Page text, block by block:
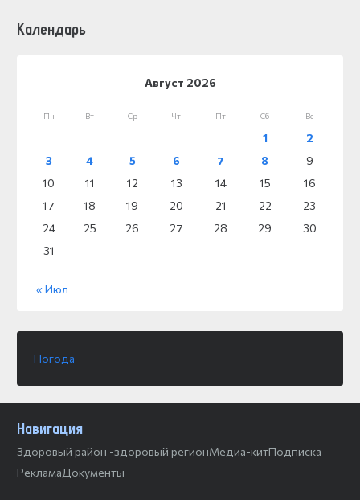
Календарь
Август 2026
Пн Вт Ср Чт Пт Сб Вс
1
2
3
4 5 6 7 8
9
10
11 12 13 14 15
16
17
18 19 20 21 22
23
24
25 26 27 28 29
30
31
« Июл
Погода
Навигация
Здоровый район -здоровый регионМедиа-китПодписка
РекламаДокументы